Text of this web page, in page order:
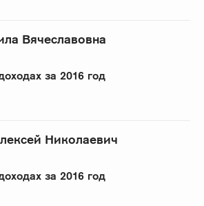
Вячеславовна
за 2016 год
Николаевич
за 2016 год